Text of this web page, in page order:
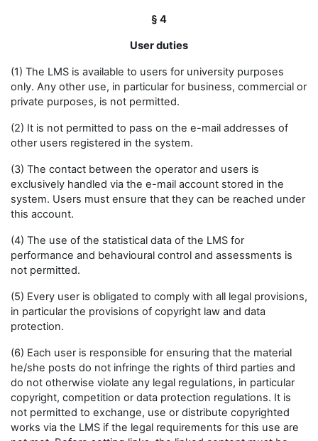
§ 4
User duties
(1) The LMS is available to users for university purposes
only. Any other use, in particular for business, commercial or
private purposes, is not permitted.
(2) It is not permitted to pass on the e-mail addresses of
other users registered in the system.
(3) The contact between the operator and users is
exclusively handled via the e-mail account stored in the
system. Users must ensure that they can be reached under
this account.
(4) The use of the statistical data of the LMS for
performance and behavioural control and assessments is
not permitted.
(5) Every user is obligated to comply with all legal provisions,
in particular the provisions of copyright law and data
protection.
(6) Each user is responsible for ensuring that the material
he/she posts do not infringe the rights of third parties and
do not otherwise violate any legal regulations, in particular
copyright, competition or data protection regulations. It is
not permitted to exchange, use or distribute copyrighted
works via the LMS if the legal requirements for this use are